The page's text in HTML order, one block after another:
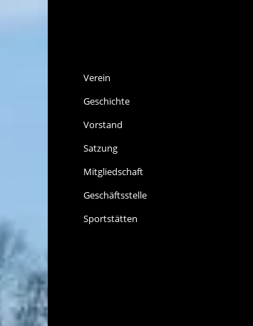
Verein
Geschichte
Vorstand
Satzung
Mitgliedschaft
Geschäftsstelle
Sportstätten